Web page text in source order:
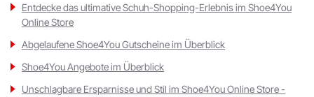
Entdecke das ultimative Schuh-Shopping-Erlebnis im Shoe4You
Online Store
Abgelaufene Shoe4You Gutscheine im Überblick
Shoe4You Angebote im Überblick
Unschlagbare Ersparnisse und Stil im Shoe4You Online Store -